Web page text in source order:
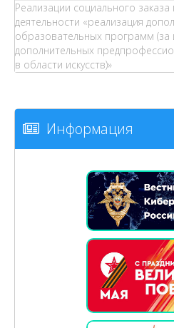
Реализации социального
деятельности «реализация
образовательных программ (за
дополнительных
в области искусств)»
Информация